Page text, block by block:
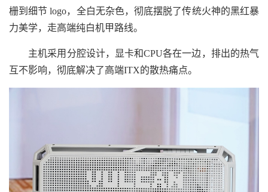
栅到细节 logo，全白无杂色，彻底摆脱了传统火神的黑红暴
力美学，走高端纯白机甲路线。
主机采用分腔设计，显卡和CPU各在一边，排出的热气
互不影响，彻底解决了高端ITX的散热痛点。